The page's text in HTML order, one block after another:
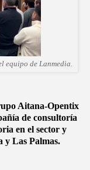
equipo de Lanmedia.
Aitana-Opentix
de consultoría
en el sector y
y Las Palmas.